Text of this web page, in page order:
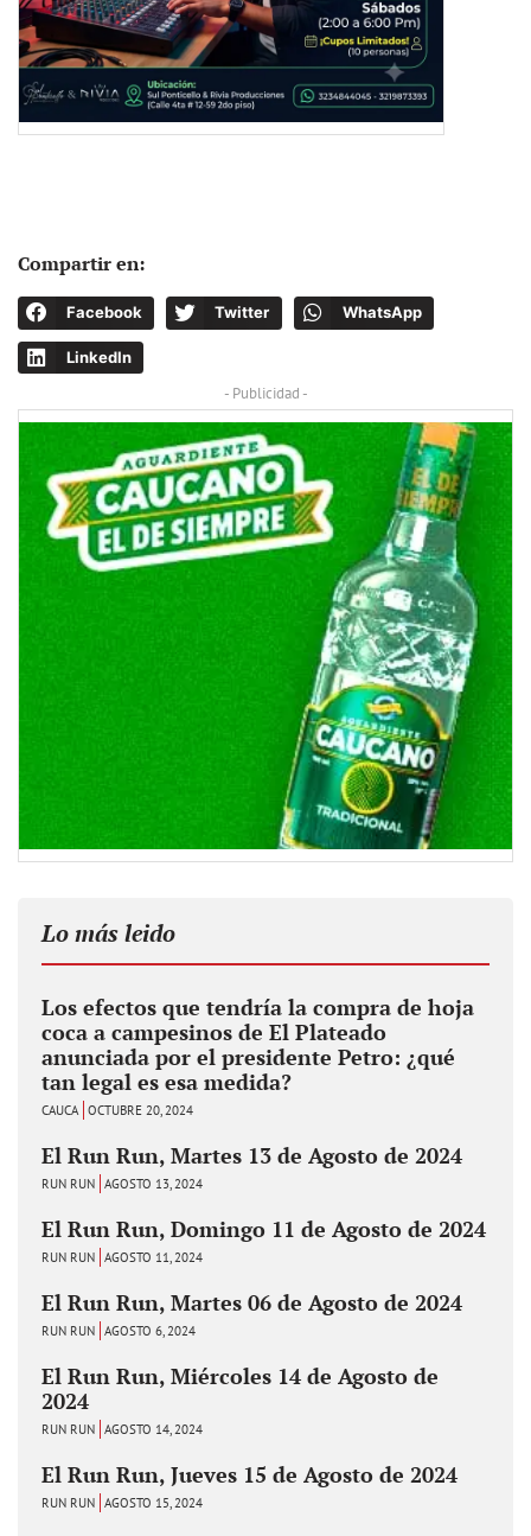
Compartir en:
Facebook Twitter WhatsApp
LinkedIn
- Publicidad -
Lo más leido
Los efectos que tendría la compra de hoja
coca a campesinos de El Plateado
anunciada por el presidente Petro: ¿qué
tan legal es esa medida?
CAUCA OCTUBRE 20, 2024
El Run Run, Martes 13 de Agosto de 2024
RUN RUN AGOSTO 13, 2024
El Run Run, Domingo 11 de Agosto de 2024
RUN RUN AGOSTO 11, 2024
El Run Run, Martes 06 de Agosto de 2024
RUN RUN AGOSTO 6, 2024
El Run Run, Miércoles 14 de Agosto de
2024
RUN RUN AGOSTO 14, 2024
El Run Run, Jueves 15 de Agosto de 2024
RUN RUN AGOSTO 15, 2024